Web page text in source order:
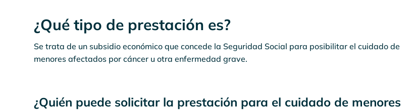
¿Qué tipo de prestación es?
Se trata de un subsidio económico que concede la Seguridad Social para posibilitar el cuidado de
menores afectados por cáncer u otra enfermedad grave.
¿Quién puede solicitar la prestación para el cuidado de menores